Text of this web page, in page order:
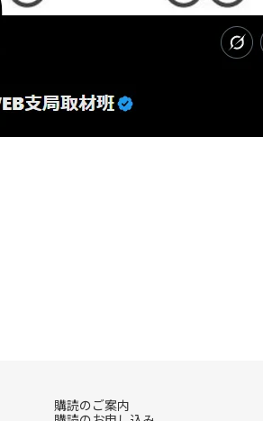
購読のご案内